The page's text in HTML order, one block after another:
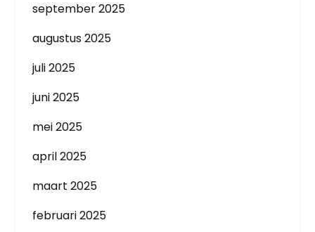
september 2025
augustus 2025
juli 2025
juni 2025
mei 2025
april 2025
maart 2025
februari 2025